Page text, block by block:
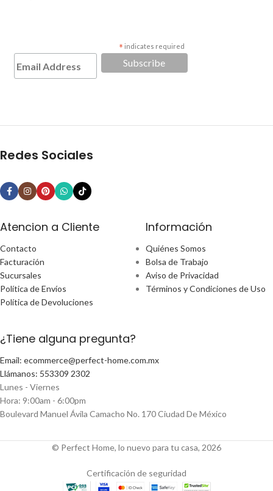
* indicates required
Redes Sociales
Atencion a Cliente
Contacto
Facturación
Sucursales
Política de Envíos
Política de Devoluciones
Información
Quiénes Somos
Bolsa de Trabajo
Aviso de Privacidad
Términos y Condiciones de Uso
¿Tiene alguna pregunta?
Email: ecommerce@perfect-home.com.mx
Llámanos: 553309 2302
Lunes - Viernes
Hora: 9:00am - 6:00pm
Boulevard Manuel Ávila Camacho No. 170 Ciudad De México
© Perfect Home, lo nuevo para tu casa, 2026
Certificación de seguridad